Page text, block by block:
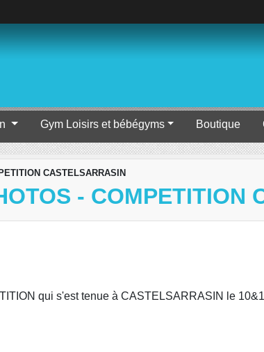
Gym Loisirs et bébégyms Boutique
CASTELSARRASIN
- COMPETITION
qui s'est tenue à CASTELSARRASIN le